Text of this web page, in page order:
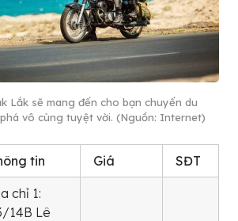
Lắk sẽ mang đến cho bạn chuyến du
vô cùng tuyệt vời. (Nguồn: Internet)
tin Giá SĐT
chỉ 1:
14B Lê